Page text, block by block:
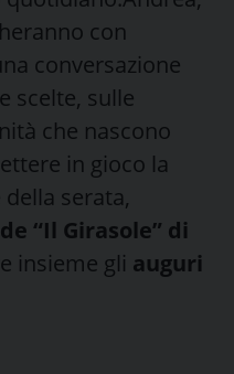
con
conversazione
scelte, sulle
che nascono
in gioco la
serata,
“Il Girasole” di
insieme gli auguri